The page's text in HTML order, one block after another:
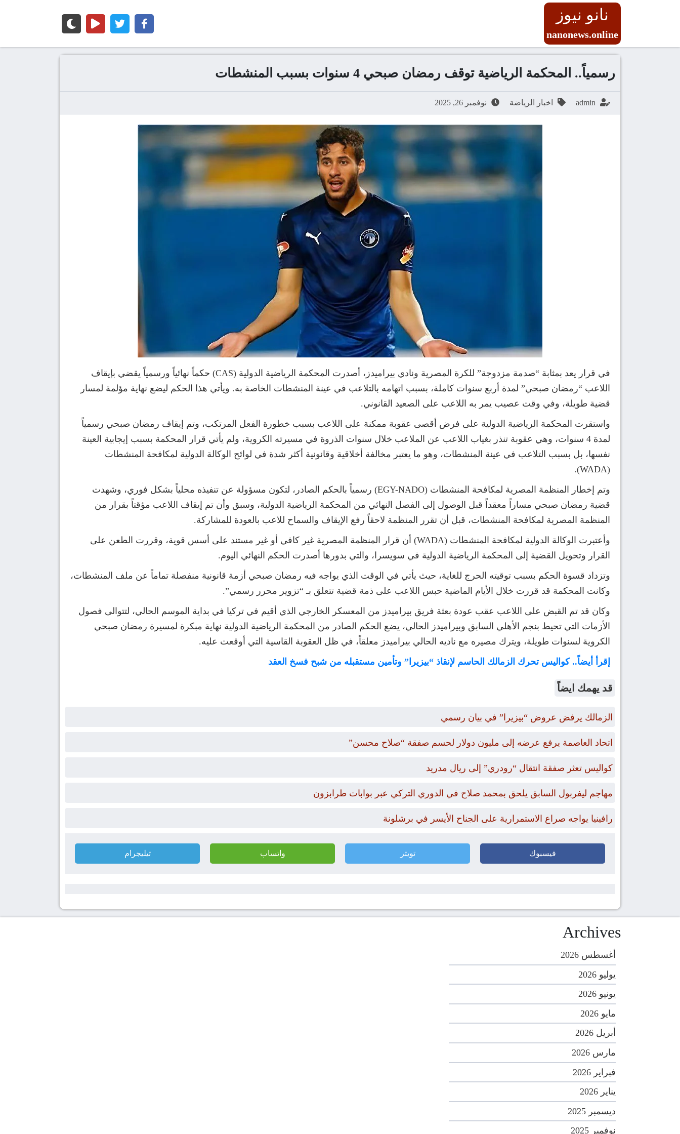
نانو نيوز
nanonews.online
رسمياً.. المحكمة الرياضية توقف رمضان صبحي 4 سنوات بسبب المنشطات
admin اخبار الرياضة نوفمبر 26, 2025
في قرار يعد بمثابة “صدمة مزدوجة” للكرة المصرية ونادي بيراميدز، أصدرت المحكمة الرياضية الدولية (CAS) حكماً نهائياً ورسمياً يقضي بإيقاف
اللاعب “رمضان صبحي” لمدة أربع سنوات كاملة، بسبب اتهامه بالتلاعب في عينة المنشطات الخاصة به. ويأتي هذا الحكم ليضع نهاية مؤلمة لمسار
قضية طويلة، وفي وقت عصيب يمر به اللاعب على الصعيد القانوني.
واستقرت المحكمة الرياضية الدولية على فرض أقصى عقوبة ممكنة على اللاعب بسبب خطورة الفعل المرتكب، وتم إيقاف رمضان صبحي رسمياً
لمدة 4 سنوات، وهي عقوبة تنذر بغياب اللاعب عن الملاعب خلال سنوات الذروة في مسيرته الكروية، ولم يأتي قرار المحكمة بسبب إيجابية العينة
نفسها، بل بسبب التلاعب في عينة المنشطات، وهو ما يعتبر مخالفة أخلاقية وقانونية أكثر شدة في لوائح الوكالة الدولية لمكافحة المنشطات
(WADA).
وتم إخطار المنظمة المصرية لمكافحة المنشطات (EGY-NADO) رسمياً بالحكم الصادر، لتكون مسؤولة عن تنفيذه محلياً بشكل فوري، وشهدت
قضية رمضان صبحي مساراً معقداً قبل الوصول إلى الفصل النهائي من المحكمة الرياضية الدولية، وسبق وأن تم إيقاف اللاعب مؤقتاً بقرار من
المنظمة المصرية لمكافحة المنشطات، قبل أن تقرر المنظمة لاحقاً رفع الإيقاف والسماح للاعب بالعودة للمشاركة.
وأعتبرت الوكالة الدولية لمكافحة المنشطات (WADA) أن قرار المنظمة المصرية غير كافي أو غير مستند على أسس قوية، وقررت الطعن على
القرار وتحويل القضية إلى المحكمة الرياضية الدولية في سويسرا، والتي بدورها أصدرت الحكم النهائي اليوم.
وتزداد قسوة الحكم بسبب توقيته الحرج للغاية، حيث يأتي في الوقت الذي يواجه فيه رمضان صبحي أزمة قانونية منفصلة تماماً عن ملف المنشطات،
وكانت المحكمة قد قررت خلال الأيام الماضية حبس اللاعب على ذمة قضية تتعلق بـ “تزوير محرر رسمي”.
وكان قد تم القبض على اللاعب عقب عودة بعثة فريق بيراميدز من المعسكر الخارجي الذي أقيم في تركيا في بداية الموسم الحالي، لتتوالى فصول
الأزمات التي تحيط بنجم الأهلي السابق وبيراميدز الحالي، يضع الحكم الصادر من المحكمة الرياضية الدولية نهاية مبكرة لمسيرة رمضان صبحي
الكروية لسنوات طويلة، ويترك مصيره مع ناديه الحالي بيراميدز معلقاً، في ظل العقوبة القاسية التي أوقعت عليه.
إقرأ أيضاً.. كواليس تحرك الزمالك الحاسم لإنقاذ “بيزيرا” وتأمين مستقبله من شبح فسخ العقد
قد يهمك ايضاً
الزمالك يرفض عروض “بيزيرا” في بيان رسمي
اتحاد العاصمة يرفع عرضه إلى مليون دولار لحسم صفقة “صلاح محسن”
كواليس تعثر صفقة انتقال “رودري” إلى ريال مدريد
مهاجم ليفربول السابق يلحق بمحمد صلاح في الدوري التركي عبر بوابات طرابزون
رافينيا يواجه صراع الاستمرارية على الجناح الأيسر في برشلونة
فيسبوك تويتر واتساب تيليجرام
Archives
أغسطس 2026
يوليو 2026
يونيو 2026
مايو 2026
أبريل 2026
مارس 2026
فبراير 2026
يناير 2026
ديسمبر 2025
نوفمبر 2025